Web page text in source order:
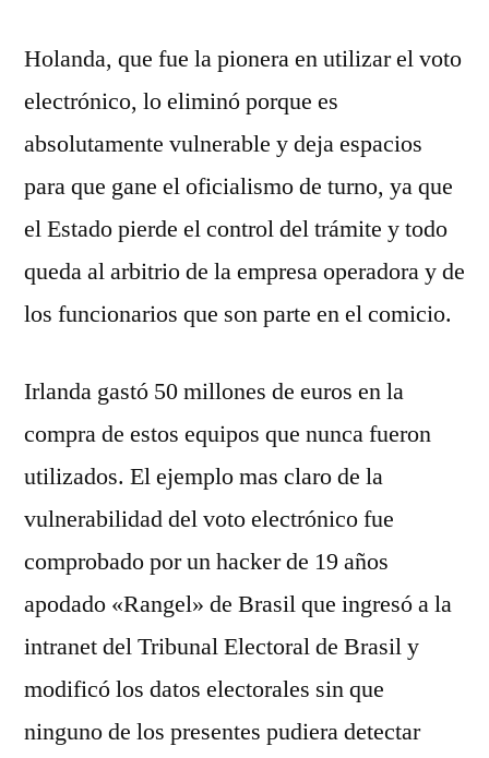
Holanda, que fue la pionera en utilizar el voto
electrónico, lo eliminó porque es
absolutamente vulnerable y deja espacios
para que gane el oficialismo de turno, ya que
el Estado pierde el control del trámite y todo
queda al arbitrio de la empresa operadora y de
los funcionarios que son parte en el comicio.
Irlanda gastó 50 millones de euros en la
compra de estos equipos que nunca fueron
utilizados. El ejemplo mas claro de la
vulnerabilidad del voto electrónico fue
comprobado por un hacker de 19 años
apodado «Rangel» de Brasil que ingresó a la
intranet del Tribunal Electoral de Brasil y
modificó los datos electorales sin que
ninguno de los presentes pudiera detectar